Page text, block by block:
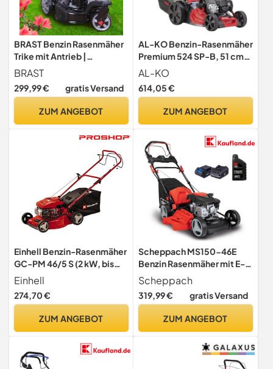
BRAST Benzin Rasenmäher
Trike mit Antrieb |
5,2kW(7PS) | 53cm
Schnittbreite | viele
Modelle | TÜV | 4 Takt OHV
Schnitthöhe | 60L Fangkorb
BRAST
299,99 € gratis Versand
ZUM ANGEBOT
AL-KO Benzin-Rasenmäher
Premium 524 SP-B, 51 cm
Schnittbreite, 2.3 kW
Motorleistung, 1-Gang
Hinterradantrieb, 4INONE
bis 1800 m²
AL-KO
614,05 €
ZUM ANGEBOT
Einhell Benzin-Rasenmäher
GC-PM 46/5 S (2 kW, bis
1.400 m², 1 Zylinder, 4-
Takt-Motor, abschaltbarer
Hinterradantrieb, 9-stufige
Schnitthöhenverstellung
Einhell
274,70 €
ZUM ANGEBOT
Scheppach MS150-46E
Benzin Rasenmäher mit E-
Start | 46cm Schnittbreite |
Reinigungsfunktion | 55L
Korb | Stahlgehäuse | 7-
Mulchen | Antrieb |
Scheppach
319,99 € gratis Versand
ZUM ANGEBOT